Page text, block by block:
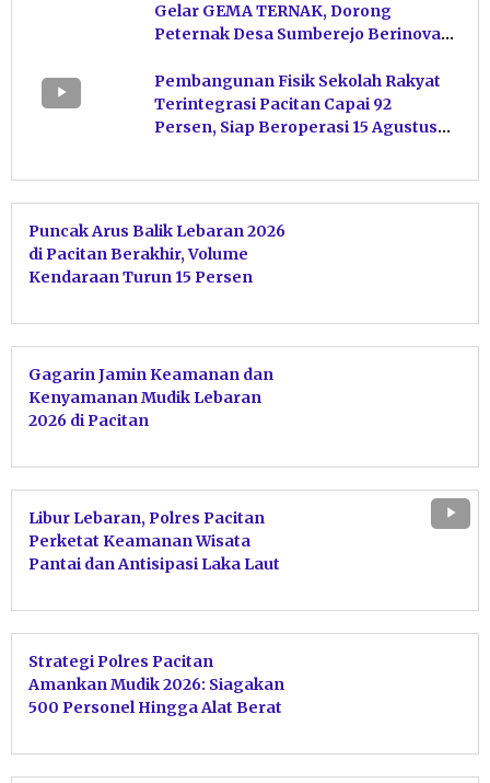
Gelar GEMA TERNAK, Dorong
Peternak Desa Sumberejo Berinovasi
Pembangunan Fisik Sekolah Rakyat
Terintegrasi Pacitan Capai 92
Persen, Siap Beroperasi 15 Agustus
Puncak Arus Balik Lebaran 2026
di Pacitan Berakhir, Volume
Kendaraan Turun 15 Persen
Gagarin Jamin Keamanan dan
Kenyamanan Mudik Lebaran
2026 di Pacitan
Libur Lebaran, Polres Pacitan
Perketat Keamanan Wisata
Pantai dan Antisipasi Laka Laut
Strategi Polres Pacitan
Amankan Mudik 2026: Siagakan
500 Personel Hingga Alat Berat